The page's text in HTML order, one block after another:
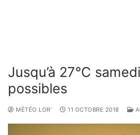
Jusqu’à 27°C
possibles
MÉTÉO LOR' 11 OCTOBRE 2018